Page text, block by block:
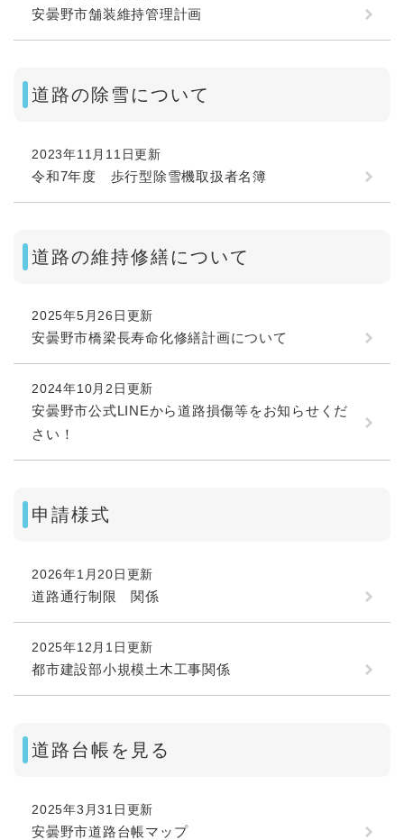
安曇野市舗装維持管理計画
道路の除雪について
2023年11月11日更新
令和7年度 歩行型除雪機取扱者名簿
道路の維持修繕について
2025年5月26日更新
安曇野市橋梁長寿命化修繕計画について
2024年10月2日更新
安曇野市公式LINEから道路損傷等をお知らせくだ
さい！
申請様式
2026年1月20日更新
道路通行制限 関係
2025年12月1日更新
都市建設部小規模土木工事関係
道路台帳を見る
2025年3月31日更新
安曇野市道路台帳マップ